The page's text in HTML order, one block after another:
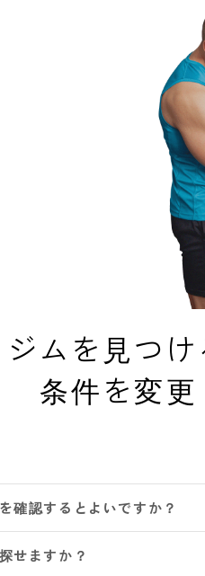
ジムを見つ
条件を変更
確認するとよいですか？
せますか？